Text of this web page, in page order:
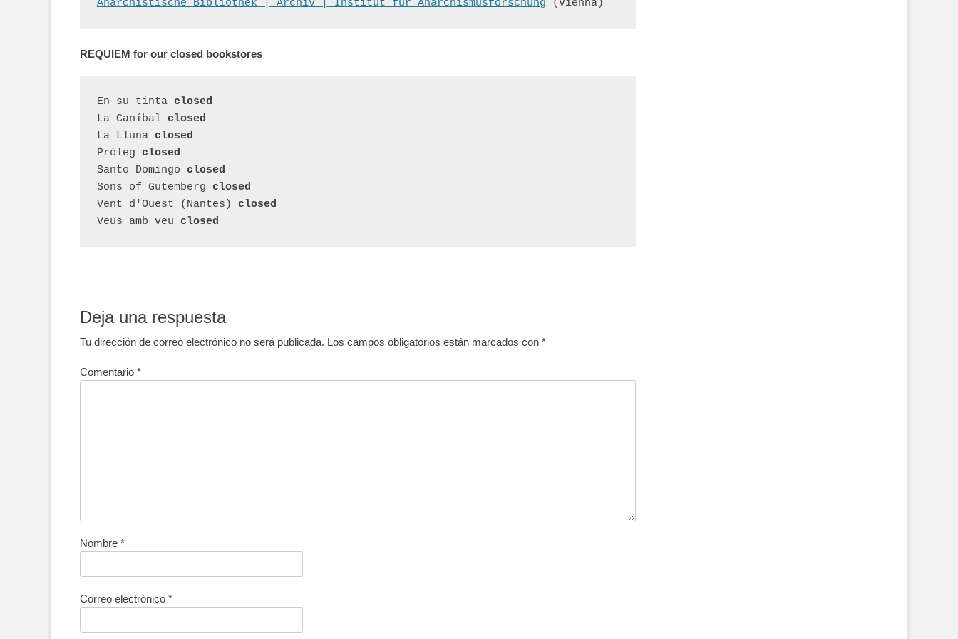
Anarchistische Bibliothek | Archiv | Institut für Anarchismusforschung (Vienna)
REQUIEM for our closed bookstores
En su tinta closed
La Caníbal closed
La Lluna closed
Pròleg closed
Santo Domingo closed
Sons of Gutemberg closed
Vent d'Ouest (Nantes)
closed
Veus amb veu closed
Deja una respuesta
Tu dirección de correo electrónico no será publicada. Los campos obligatorios están marcados con *
Comentario *
Nombre *
Correo electrónico *